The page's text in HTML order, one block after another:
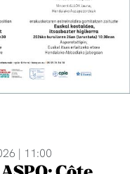
| 11:00